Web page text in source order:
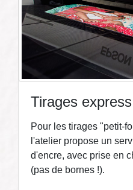
Tirages express
Pour les tirages "petit-
l'atelier propose un
d'encre, avec prise en
(pas de bornes !).